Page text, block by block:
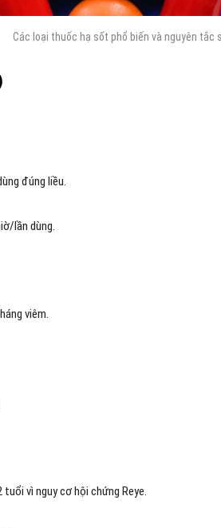
Các loại thuốc hạ sốt phổ biến và nguyên tắc
đúng liều.
lần dùng.
viêm.
vì nguy cơ hội chứng Reye.